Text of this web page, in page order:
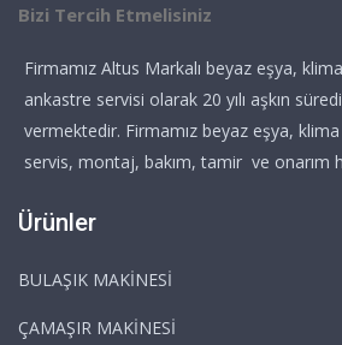
Bizi Tercih Etmelisiniz
Firmamız Altus Markalı beyaz eşya,
ankastre servisi olarak 20 yılı aşkın
vermektedir. Firmamız beyaz eşya,
servis, montaj, bakım, tamir ve onarım
Ürünler
BULAŞIK MAKİNESİ
ÇAMAŞIR MAKİNESİ